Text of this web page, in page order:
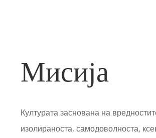
Мисија
Културата заснована на
изолираноста, самодоволноста,